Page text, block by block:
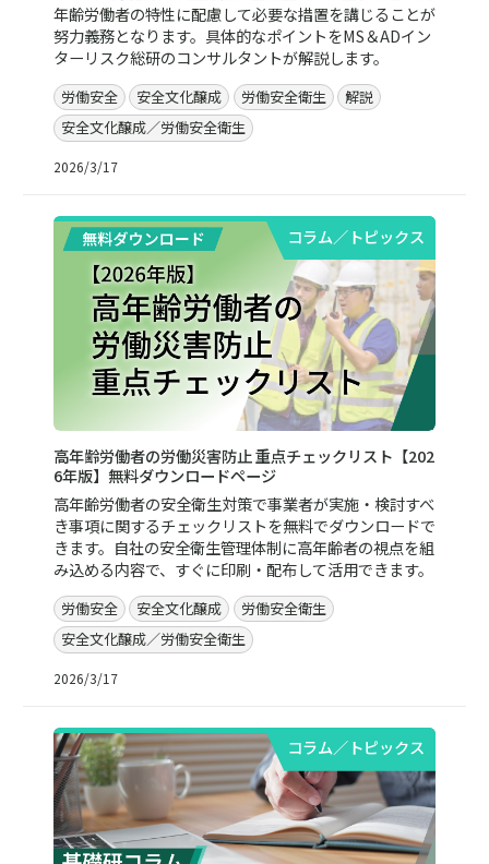
年齢労働者の特性に配慮して必要な措置を講じることが
努力義務となります。具体的なポイントをMS＆ADイン
ターリスク総研のコンサルタントが解説します。
労働安全 安全文化醸成 労働安全衛生
解説
安全文化醸成／労働安全衛生
2026/3/17
コラム／トピックス
高年齢労働者の労働災害防止 重点チェックリスト【202
6年版】無料ダウンロードページ
高年齢労働者の安全衛生対策で事業者が実施・検討すべ
き事項に関するチェックリストを無料でダウンロードで
きます。自社の安全衛生管理体制に高年齢者の視点を組
み込める内容で、すぐに印刷・配布して活用できます。
労働安全 安全文化醸成
労働安全衛生
安全文化醸成／労働安全衛生
2026/3/17
コラム／トピックス